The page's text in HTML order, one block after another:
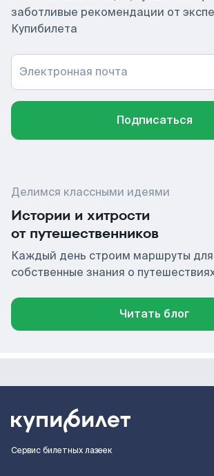
заботливые рекомендации от
Купибилета
Электронная почта
Подписаться
Делимся классными идеями
Истории и хитрости
от путешественников
Каждый день строим маршруты для
собственные знания о
Читать блог
Сервис билетных лазеек